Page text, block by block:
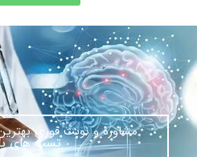
مشاوره و نوبت فوری بهترین دکتر
تست های پزشکی